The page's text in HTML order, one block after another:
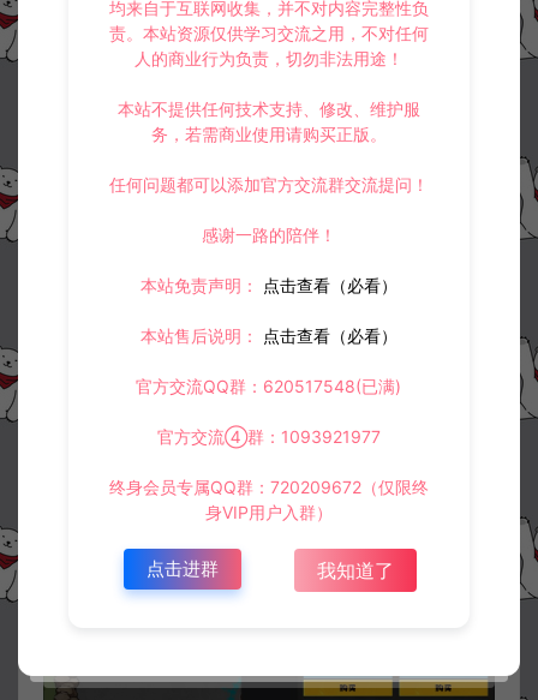
均来自于互联网收集，并不对内容完整性负
责。本站资源仅供学习交流之用，不对任何
人的商业行为负责，切勿非法用途！
本站不提供任何技术支持、修改、维护服
务，若需商业使用请购买正版。
任何问题都可以添加官方交流群交流提问！
感谢一路的陪伴！
本站免责声明： 点击查看（必看）
本站售后说明： 点击查看（必看）
官方交流QQ群：620517548(已满)
官方交流④群：1093921977
终身会员专属QQ群：720209672（仅限终
身VIP用户入群）
点击进群 我知道了